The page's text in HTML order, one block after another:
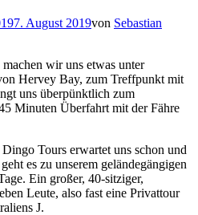
7. August 2019von Sebastian
wir uns etwas unter
Hervey Bay, zum Treffpunkt mit
uns überpünktlich zum
Minuten Überfahrt mit der Fähre
Tours erwartet uns schon und
es zu unserem geländegängigen
Ein großer, 40-sitziger,
Leute, also fast eine Privattour
J.